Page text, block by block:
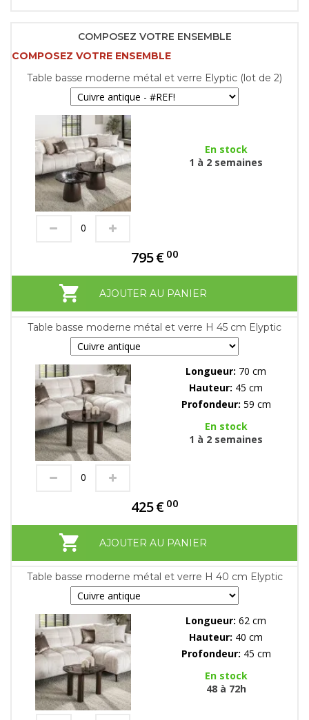
COMPOSEZ VOTRE ENSEMBLE
COMPOSEZ VOTRE ENSEMBLE
Table basse moderne métal et verre Elyptic (lot de 2)
En stock
1 à 2 semaines
795€ 00
AJOUTER AU PANIER
Table basse moderne métal et verre H 45 cm Elyptic
Longueur: 70 cm
Hauteur: 45 cm
Profondeur: 59 cm
En stock
1 à 2 semaines
425€ 00
AJOUTER AU PANIER
Table basse moderne métal et verre H 40 cm Elyptic
Longueur: 62 cm
Hauteur: 40 cm
Profondeur: 45 cm
En stock
48 à 72h